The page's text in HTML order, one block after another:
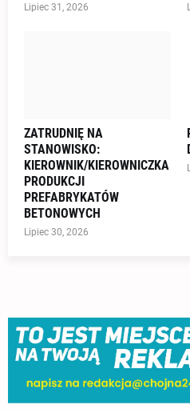
Lipiec 31, 2026
ZATRUDNIĘ NA
STANOWISKO:
KIEROWNIK/KIEROWNICZKA
PRODUKCJI
PREFABRYKATÓW
BETONOWYCH
Lipiec 30, 2026